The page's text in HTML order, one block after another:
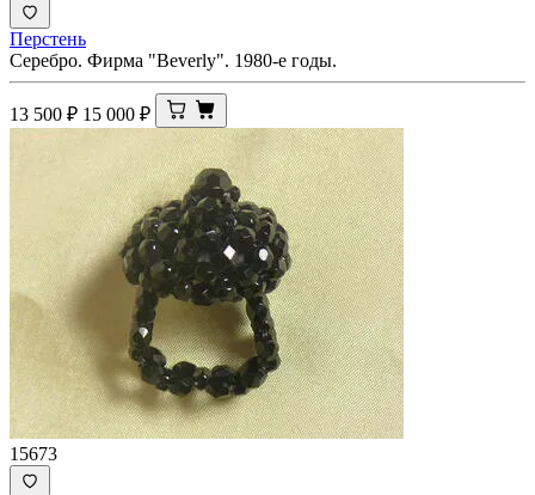
Перстень
Серебро. Фирма "Beverly". 1980-е годы.
13 500 ₽ 15 000 ₽
15673